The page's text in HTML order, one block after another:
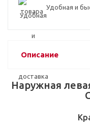
Удобная и
Описание
Наружная